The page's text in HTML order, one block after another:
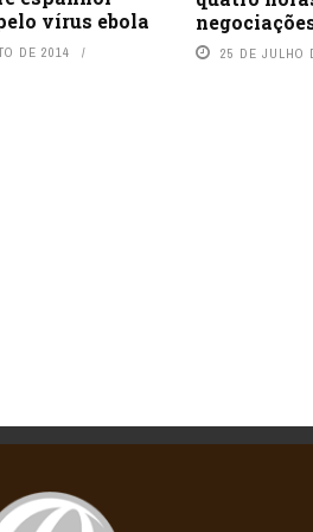
vírus ebola
DE 2014 25 DE JULHO